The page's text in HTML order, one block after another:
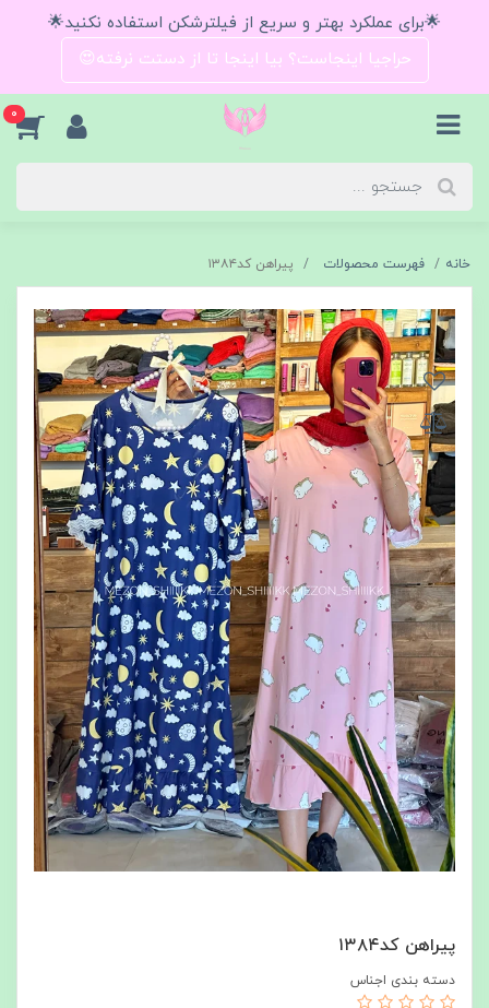
🌟برای عملکرد بهتر و سریع از فیلترشکن استفاده نکنید🌟
حراجیا اینجاست؟ بیا اینجا تا از دستت نرفته😍
0
خانه فهرست محصولات پیراهن کد۱۳۸۴
پیراهن کد۱۳۸۴
دسته بندی اجناس